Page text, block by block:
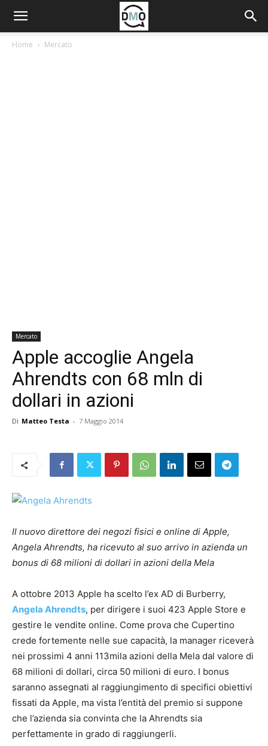
Home Mercato
Mercato
Apple accoglie Angela
Ahrendts con 68 mln di
dollari in azioni
Di Matteo Testa - 7 Maggio 2014
Il nuovo direttore dei negozi fisici e online di Apple,
Angela Ahrendts, ha ricevuto al suo arrivo in azienda un
bonus di 68 milioni di dollari in azioni della Mela
A ottobre 2013 Apple ha scelto l’ex AD di Burberry,
Angela Ahrendts, per dirigere i suoi 423 Apple Store e
gestire le vendite online. Come prova che Cupertino
crede fortemente nelle sue capacità, la manager riceverà
nei prossimi 4 anni 113mila azioni della Mela dal valore di
68 milioni di dollari, circa 50 milioni di euro. I bonus
saranno assegnati al raggiungimento di specifici obiettivi
fissati da Apple, ma vista l’entità del premio si suppone
che l’azienda sia convinta che la Ahrendts sia
perfettamente in grado di raggiungerli.